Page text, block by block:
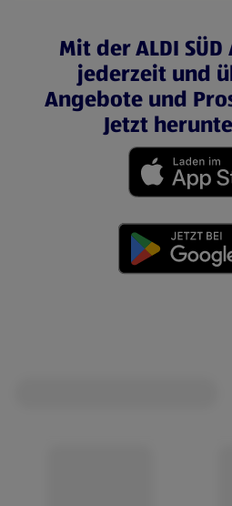
Mit der ALDI
jederzeit und
Angebote und
Jetzt